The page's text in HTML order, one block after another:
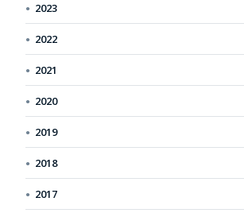
2023
2022
2021
2020
2019
2018
2017